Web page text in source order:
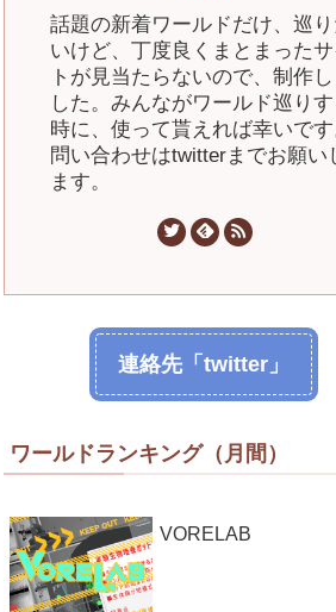
話題の新着ワールドだけ、巡り
いけど、丁度良くまとまったサ
トが見当たらないので、制作し
した。みんながワールド巡りす
時に、使って貰えれば幸いです
問い合わせはtwitterまでお願い
ます。
連絡先「twitter」
ワールドランキング（月間）
VORELAB